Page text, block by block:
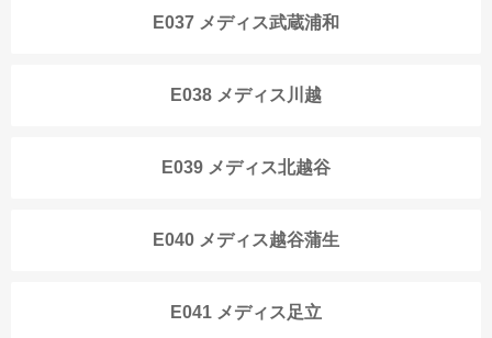
E037 メディス武蔵浦和
E038 メディス川越
E039 メディス北越谷
E040 メディス越谷蒲生
E041 メディス足立